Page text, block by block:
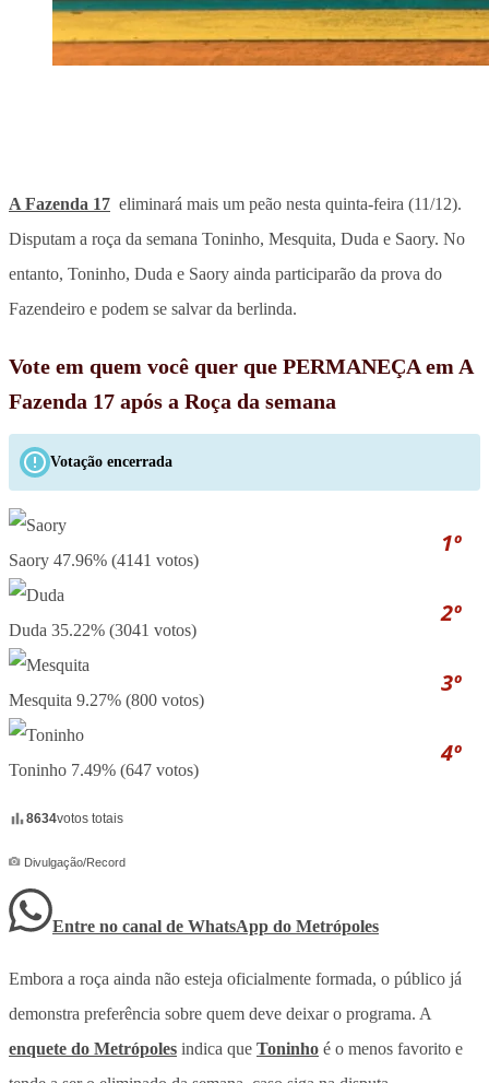
A Fazenda 17 eliminará mais um peão nesta quinta-feira (11/12).
Disputam a roça da semana Toninho, Mesquita, Duda e Saory. No
entanto, Toninho, Duda e Saory ainda participarão da prova do
Fazendeiro e podem se salvar da berlinda.
Vote em quem você quer que PERMANEÇA em A
Fazenda 17 após a Roça da semana
Votação encerrada
Saory 47.96% (4141 votos)
1º
Duda 35.22% (3041 votos)
2º
Mesquita 9.27% (800 votos)
3º
Toninho 7.49% (647 votos)
4º
8634votos totais
Divulgação/Record
Entre no canal de WhatsApp do Metrópoles
Embora a roça ainda não esteja oficialmente formada, o público já
demonstra preferência sobre quem deve deixar o programa. A
enquete do Metrópoles indica que Toninho é o menos favorito e